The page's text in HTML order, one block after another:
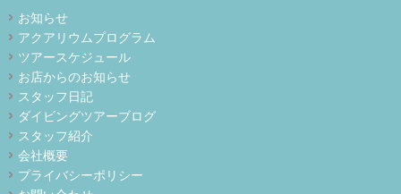
お知らせ
アクアリウムプログラム
ツアースケジュール
お店からのお知らせ
スタッフ日記
ダイビングツアーブログ
スタッフ紹介
会社概要
プライバシーポリシー